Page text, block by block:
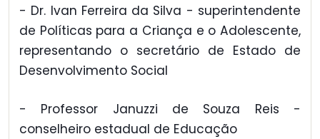
- Dr. Ivan Ferreira da Silva - superintendente
de Políticas para a Criança e o Adolescente,
representando o secretário de Estado de
Desenvolvimento Social
- Professor Januzzi de Souza Reis -
conselheiro estadual de Educação